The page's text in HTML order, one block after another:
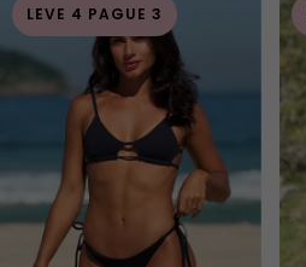
LEVE 4 PAGUE 3